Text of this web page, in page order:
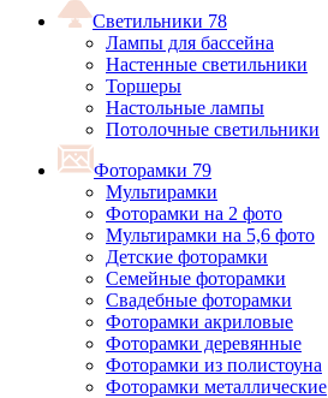
Светильники 78
Лампы для бассейна
Настенные светильники
Торшеры
Настольные лампы
Потолочные светильники
Фоторамки 79
Мультирамки
Фоторамки на 2 фото
Мультирамки на 5,6 фото
Детские фоторамки
Семейные фоторамки
Свадебные фоторамки
Фоторамки акриловые
Фоторамки деревянные
Фоторамки из полистоуна
Фоторамки металлические